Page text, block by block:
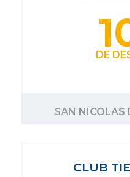
DE
SAN NICOLAS
CLUB